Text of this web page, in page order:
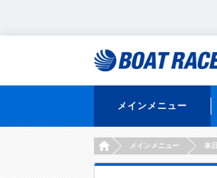
メインメニュー
HOMEメインメニュー 本